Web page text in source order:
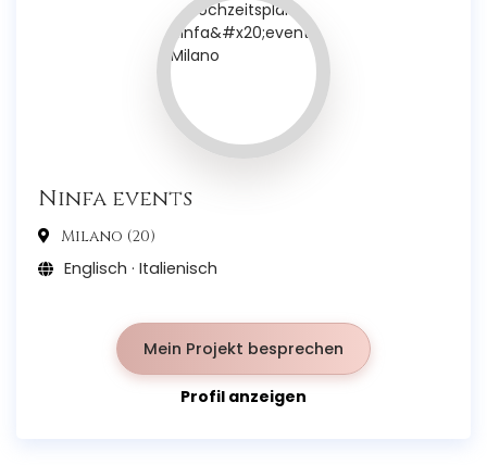
Ninfa events
Milano (20)
Englisch · Italienisch
Mein Projekt besprechen
Profil anzeigen